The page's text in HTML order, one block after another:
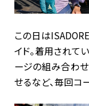
この日は
イド。着用されて
ージの組み合わ
せるなど、毎回コ